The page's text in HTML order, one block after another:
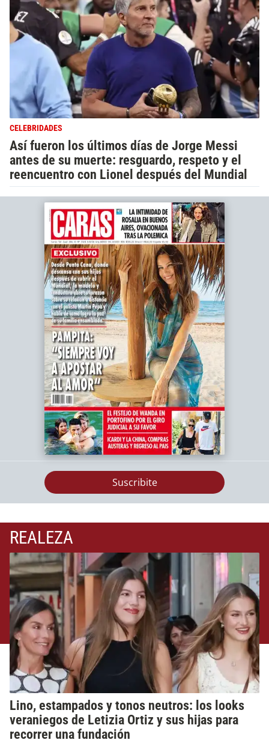
CELEBRIDADES
Así fueron los últimos días de Jorge Messi
antes de su muerte: resguardo, respeto y el
reencuentro con Lionel después del Mundial
Suscribite
REALEZA
Lino, estampados y tonos neutros: los looks
veraniegos de Letizia Ortiz y sus hijas para
recorrer una fundación